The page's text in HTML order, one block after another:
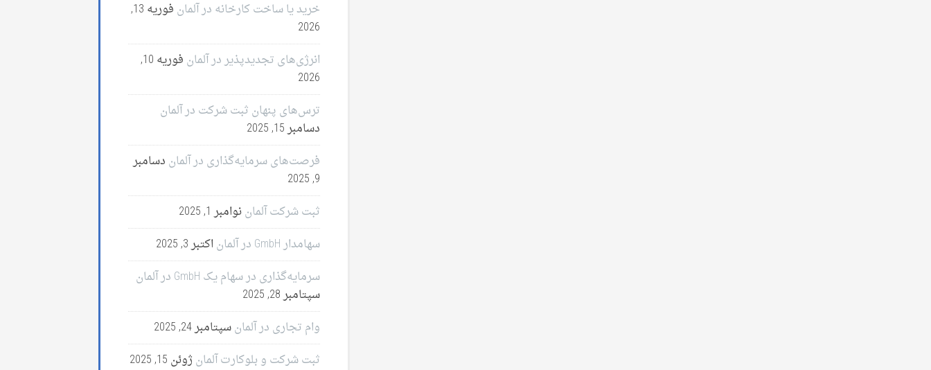
خرید یا ساخت کارخانه در آلمان
فوریه 13,
2026
انرژی‌های تجدیدپذیر در آلمان
فوریه 10,
2026
ترس‌های پنهان ثبت شرکت در آلمان
دسامبر 15, 2025
فرصت‌های سرمایه‌گذاری در آلمان دسامبر
9, 2025
ثبت شرکت آلماننوامبر 1, 2025
سهامدار GmbH در آلمان
اکتبر 3, 2025
سرمایه‌گذاری در سهام یک GmbH در آلمان
سپتامبر 28, 2025
وام تجاری در آلمانسپتامبر 24, 2025
ثبت شرکت و بلوکارت آلمان ژوئن 15, 2025